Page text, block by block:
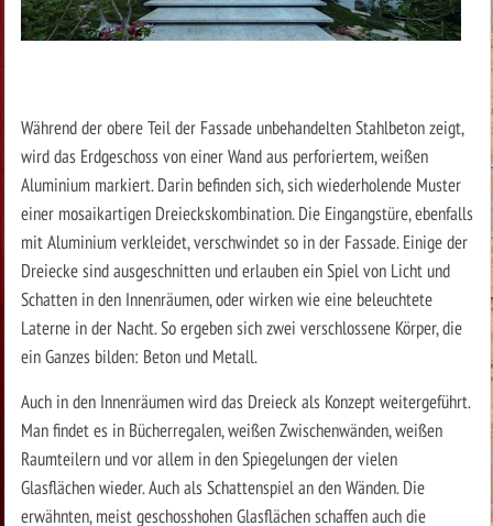
Während der obere Teil der Fassade unbehandelten Stahlbeton zeigt,
wird das Erdgeschoss von einer Wand aus perforiertem, weißen
Aluminium markiert. Darin befinden sich, sich wiederholende Muster
einer mosaikartigen Dreieckskombination. Die Eingangstüre, ebenfalls
mit Aluminium verkleidet, verschwindet so in der Fassade. Einige der
Dreiecke sind ausgeschnitten und erlauben ein Spiel von Licht und
Schatten in den Innenräumen, oder wirken wie eine beleuchtete
Laterne in der Nacht. So ergeben sich zwei verschlossene Körper, die
ein Ganzes bilden: Beton und Metall.
Auch in den Innenräumen wird das Dreieck als Konzept weitergeführt.
Man findet es in Bücherregalen, weißen Zwischenwänden, weißen
Raumteilern und vor allem in den Spiegelungen der vielen
Glasflächen wieder. Auch als Schattenspiel an den Wänden. Die
erwähnten, meist geschosshohen Glasflächen schaffen auch die